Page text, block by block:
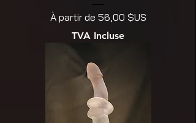
À partir de 56,00 $US
Prix promotionnel
TVA Incluse